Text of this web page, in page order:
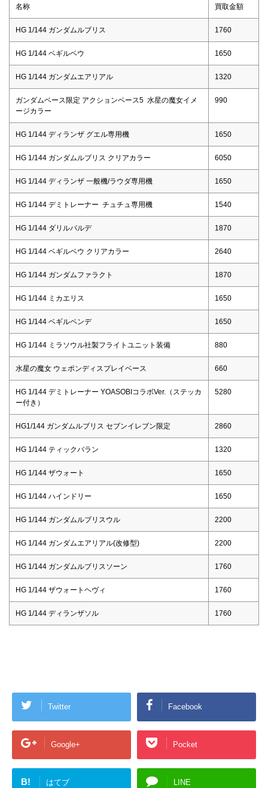
名称 買取金額
HG 1/144 ガンダムルブリス 1760
HG 1/144 ベギルベウ 1650
HG 1/144 ガンダムエアリアル 1320
ガンダムベース限定 アクションベース5 水星の魔女イメ
ージカラー
990
HG 1/144 ディランザ グエル専用機 1650
HG 1/144 ガンダムルブリス クリアカラー 6050
HG 1/144 ディランザ 一般機/ラウダ専用機 1650
HG 1/144 デミトレーナー チュチュ専用機 1540
HG 1/144 ダリルバルデ 1870
HG 1/144 ベギルベウ クリアカラー 2640
HG 1/144 ガンダムファラクト 1870
HG 1/144 ミカエリス 1650
HG 1/144 ベギルペンデ 1650
HG 1/144 ミラソウル社製フライトユニット装備 880
水星の魔女 ウェポンディスプレイベース 660
HG 1/144 デミトレーナー YOASOBIコラボVer.（ステッカ
ー付き）
5280
HG1/144 ガンダムルブリス セブンイレブン限定 2860
HG 1/144 ティックバラン 1320
HG 1/144 ザウォート 1650
HG 1/144 ハインドリー 1650
HG 1/144 ガンダムルブリスウル 2200
HG 1/144 ガンダムエアリアル(改修型) 2200
HG 1/144 ガンダムルブリスソーン 1760
HG 1/144 ザウォートヘヴィ 1760
HG 1/144 ディランザソル 1760
Twitter Facebook
Google+ Pocket
B! はてブ LINE